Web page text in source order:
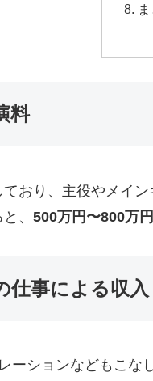
料
おり、主役やメイ
、 500万円〜800万円
仕事による収入
ーションなどもこな